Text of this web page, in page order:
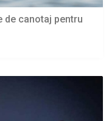
de canotaj pentru